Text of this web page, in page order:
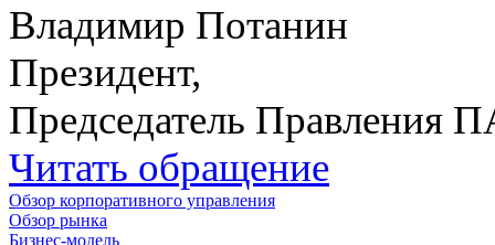
Владимир Потанин
Президент,
Председатель Правления
Читать обращение
Обзор корпоративного управления
Обзор рынка
Бизнес-модель